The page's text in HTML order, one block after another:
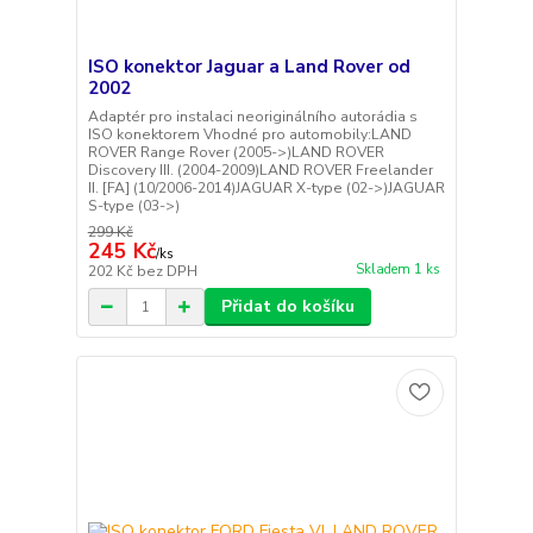
ISO konektor Jaguar a Land Rover od
2002
Adaptér pro instalaci neoriginálního autorádia s
ISO konektorem Vhodné pro automobily:LAND
ROVER Range Rover (2005->)LAND ROVER
Discovery III. (2004-2009)LAND ROVER Freelander
II. [FA] (10/2006-2014)JAGUAR X-type (02->)JAGUAR
S-type (03->)
299 Kč
245 Kč/ks
202 Kč bez DPH Skladem 1 ks
Přidat do košíku